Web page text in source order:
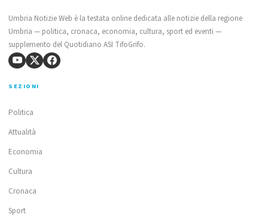
Umbria Notizie Web è la testata online dedicata alle notizie della regione
Umbria — politica, cronaca, economia, cultura, sport ed eventi —
supplemento del Quotidiano ASI TifoGrifo.
SEZIONI
Politica
Attualità
Economia
Cultura
Cronaca
Sport